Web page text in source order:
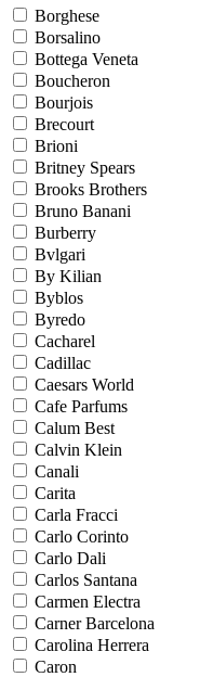
Borghese
Borsalino
Bottega Veneta
Boucheron
Bourjois
Brecourt
Brioni
Britney Spears
Brooks Brothers
Bruno Banani
Burberry
Bvlgari
By Kilian
Byblos
Byredo
Cacharel
Cadillac
Caesars World
Cafe Parfums
Calum Best
Calvin Klein
Canali
Carita
Carla Fracci
Carlo Corinto
Carlo Dali
Carlos Santana
Carmen Electra
Carner Barcelona
Carolina Herrera
Caron